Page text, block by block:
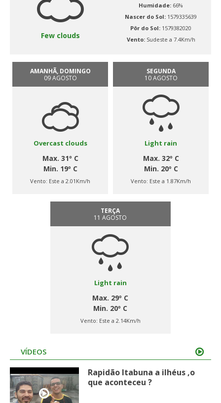
Few clouds
Humidade: 66%
Nascer do Sol: 1579335639
Pôr do Sol: 1579382020
Vento: Sudeste a 7.4Km/h
AMANHÃ, DOMINGO
09 AGOSTO
Overcast clouds
Max. 31º C
Min. 19º C
Vento: Este a 2.01Km/h
SEGUNDA
10 AGOSTO
Light rain
Max. 32º C
Min. 20º C
Vento: Este a 1.87Km/h
TERÇA
11 AGOSTO
Light rain
Max. 29º C
Min. 20º C
Vento: Este a 2.14Km/h
VÍDEOS
Rapidão Itabuna a ilhéus ,o
que aconteceu ?